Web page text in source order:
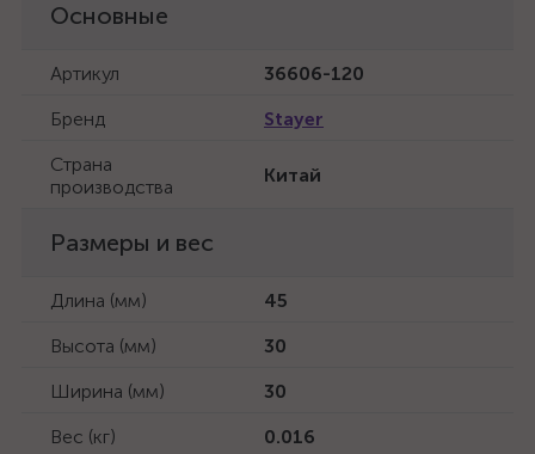
Основные
Артикул
36606-120
Бренд
Stayer
Страна
производства
Китай
Размеры и вес
Длина (мм)
45
Высота (мм)
30
Ширина (мм)
30
Вес (кг)
0.016